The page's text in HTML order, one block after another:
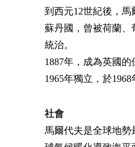
到西元12世紀後，
蘇丹國，曾被荷蘭、
統治。
1887年，成為英國的
1965年獨立，於1968
社會
馬爾代夫是全球地勢